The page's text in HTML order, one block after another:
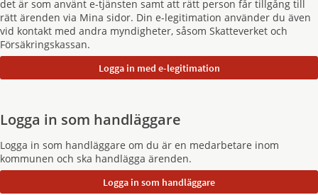
det är som använt e-tjänsten samt att rätt person får tillgång till
rätt ärenden via Mina sidor. Din e-legitimation använder du även
vid kontakt med andra myndigheter, såsom Skatteverket och
Försäkringskassan.
Logga in som handläggare
Logga in som handläggare om du är en medarbetare inom
kommunen och ska handlägga ärenden.